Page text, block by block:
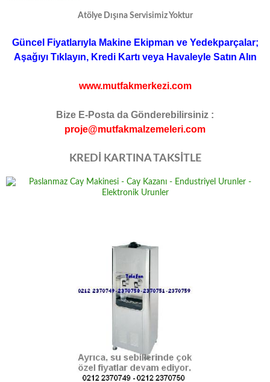
Atölye Dışına Servisimiz Yoktur
Güncel Fiyatlarıyla Makine Ekipman ve Yedekparçalar;
Aşağıyı Tıklayın, Kredi Kartı veya Havaleyle Satın Alın
www.mutfakmerkezi.com
Bize E-Posta da Gönderebilirsiniz :
proje@mutfakmalzemeleri.com
KREDİ KARTINA TAKSİTLE